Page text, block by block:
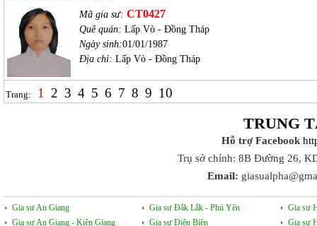
Mã gia sư: CT0427
Quê quán: Lấp Vò - Đồng Tháp
Ngày sinh:01/01/1987
Địa chỉ: Lấp Vò - Đồng Tháp
Trang: 1 2 3 4 5 6 7 8 9 10
TRUNG
Hỗ trợ Facebook
Trụ sở chính: 8B Đường 26,
Email:
Gia sư An Giang
Gia sư An Giang - Kiên Giang
Gia sư Đắk Lắk - Phú Yên
Gia sư Điện Biên
Gia sư
Gia sư